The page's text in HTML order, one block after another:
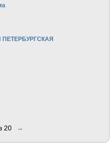
20 →